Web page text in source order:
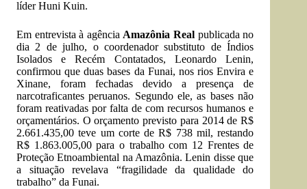
líder Huni Kuin.
Em entrevista à agência Amazônia Real publicada no
dia 2 de julho, o coordenador substituto de Índios
Isolados e Recém Contatados, Leonardo Lenin,
confirmou que duas bases da Funai, nos rios Envira e
Xinane, foram fechadas devido a presença de
narcotraficantes peruanos. Segundo ele, as bases não
foram reativadas por falta de com recursos humanos e
orçamentários. O orçamento previsto para 2014 de R$
2.661.435,00 teve um corte de R$ 738 mil, restando
R$ 1.863.005,00 para o trabalho com 12 Frentes de
Proteção Etnoambiental na Amazônia. Lenin disse que
a situação revelava “fragilidade da qualidade do
trabalho” da Funai.